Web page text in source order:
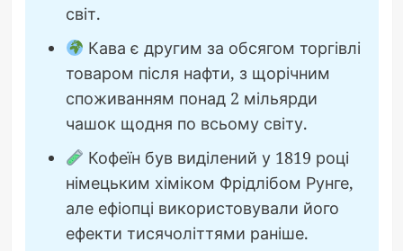
світ.
Кава є другим за обсягом торгівлі
товаром після нафти, з щорічним
споживанням понад 2 мільярди
чашок щодня по всьому світу.
Кофеїн був виділений у 1819 році
німецьким хіміком Фрідлібом Рунге,
але ефіопці використовували його
ефекти тисячоліттями раніше.